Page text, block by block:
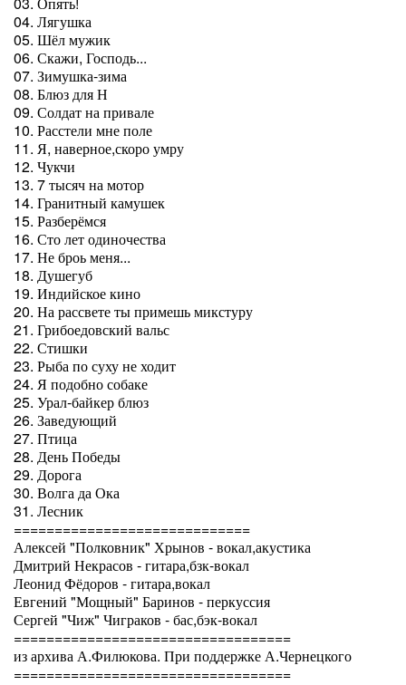
04. Лягушка
05. Шёл мужик
06. Скажи, Господь...
07. Зимушка-зима
08. Блюз для Н
09. Солдат на привале
10. Расстели мне поле
11. Я, наверное,скоро умру
12. Чукчи
13. 7 тысяч на мотор
14. Гранитный камушек
15. Разберёмся
16. Сто лет одиночества
17. Не броь меня...
18. Душегуб
19. Индийское кино
20. На рассвете ты примешь микстуру
21. Грибоедовский вальс
22. Стишки
23. Рыба по суху не ходит
24. Я подобно собаке
25. Урал-байкер блюз
26. Заведующий
27. Птица
28. День Победы
29. Дорога
30. Волга да Ока
31. Лесник
=============================
Алексей "Полковник" Хрынов - вокал,акустика
Дмитрий Некрасов - гитара,бзк-вокал
Леонид Фёдоров - гитара,вокал
Евгений "Мощный" Баринов - перкуссия
Сергей "Чиж" Чиграков - бас,бэк-вокал
==================================
из архива А.Филюкова. При поддержке А.Чернецкого
==================================